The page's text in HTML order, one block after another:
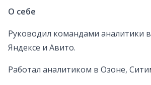
О себе
Руководил командами аналитики в
Яндексе и Авито.
Работал аналитиком в Озоне,